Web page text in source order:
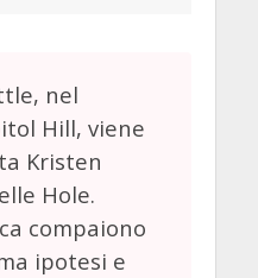
nel
Hill, viene
Kristen
Hole.
compaiono
ipotesi e